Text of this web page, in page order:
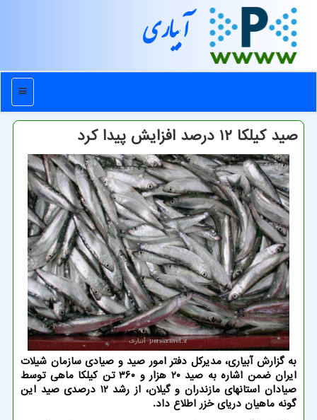
آبیاری
منو
صید کیلکا ۱۲ درصد افزایش پیدا کرد
به گزارش آبیاری، مدیرکل دفتر امور صید و صیادی سازمان شیلات
ایران ضمن اشاره به صید ۲۰ هزار و ۳۶۰ تن کیلکا ماهی توسط
صیادان استانهای مازندران و گیلان، از رشد ۱۲ درصدی صید این
گونه ماهیان دریای خزر اطلاع داد.